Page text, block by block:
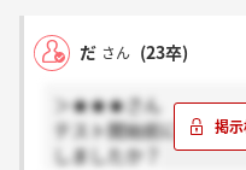
だ さん (23卒)
＞★★★さん
テスト開始前に電卓や
しましたか？